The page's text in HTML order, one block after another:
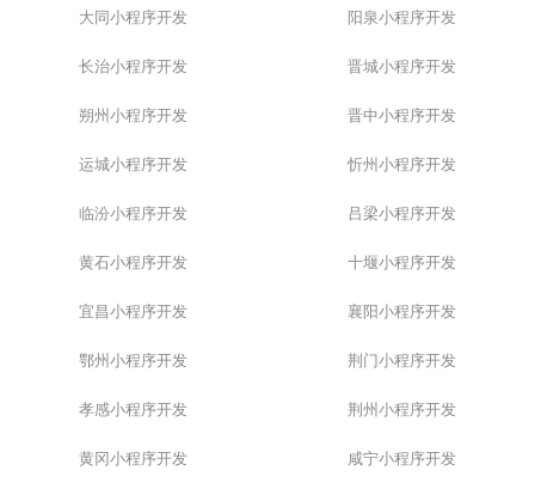
大同小程序开发 阳泉小程序开发
长治小程序开发 晋城小程序开发
朔州小程序开发 晋中小程序开发
运城小程序开发 忻州小程序开发
临汾小程序开发 吕梁小程序开发
黄石小程序开发 十堰小程序开发
宜昌小程序开发 襄阳小程序开发
鄂州小程序开发 荆门小程序开发
孝感小程序开发 荆州小程序开发
黄冈小程序开发 咸宁小程序开发